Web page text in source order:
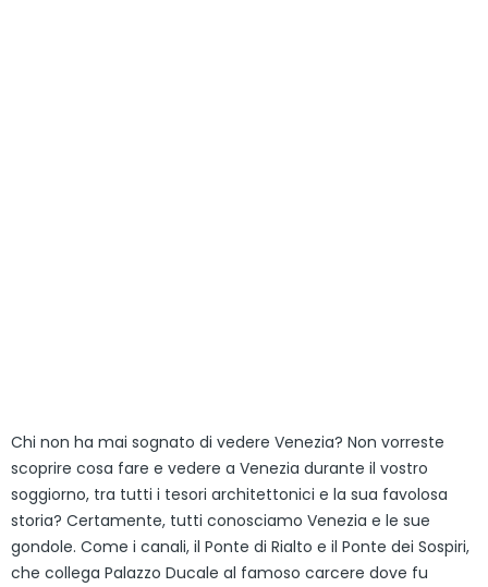
Chi non ha mai sognato di vedere Venezia? Non vorreste
scoprire cosa fare e vedere a Venezia durante il vostro
soggiorno, tra tutti i tesori architettonici e la sua favolosa
storia? Certamente, tutti conosciamo Venezia e le sue
gondole. Come i canali, il Ponte di Rialto e il Ponte dei Sospiri,
che collega Palazzo Ducale al famoso carcere dove fu